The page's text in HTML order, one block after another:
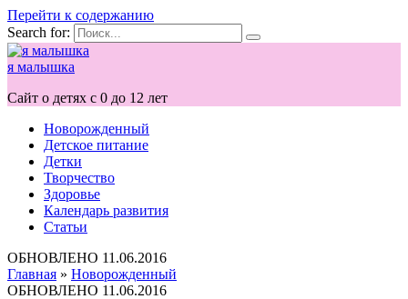
Перейти к содержанию
Search for:
я малышка
Сайт о детях с 0 до 12 лет
Новорожденный
Детское питание
Детки
Творчество
Здоровье
Календарь развития
Статьи
ОБНОВЛЕНО 11.06.2016
Главная » Новорожденный
ОБНОВЛЕНО 11.06.2016